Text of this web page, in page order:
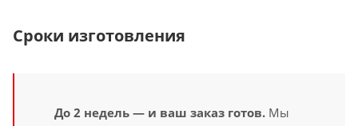
Сроки изготовления
До 2 недель — и ваш заказ готов. Мы